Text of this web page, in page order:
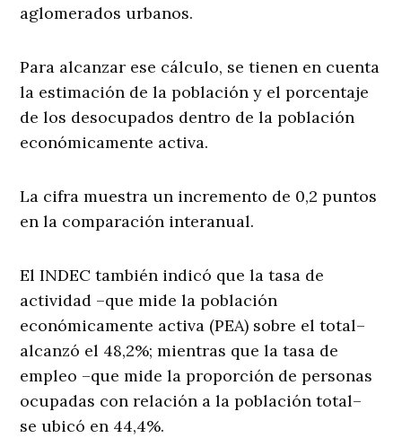
aglomerados urbanos.
Para alcanzar ese cálculo, se tienen en cuenta
la estimación de la población y el porcentaje
de los desocupados dentro de la población
económicamente activa.
La cifra muestra un incremento de 0,2 puntos
en la comparación interanual.
El INDEC también indicó que la tasa de
actividad –que mide la población
económicamente activa (PEA) sobre el total–
alcanzó el 48,2%; mientras que la tasa de
empleo –que mide la proporción de personas
ocupadas con relación a la población total–
se ubicó en 44,4%.